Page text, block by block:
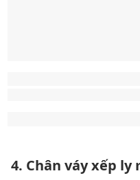
4. Chân váy xếp